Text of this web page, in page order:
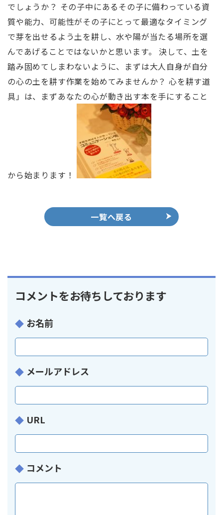
でしょうか？ その子中にあるその子に備わっている資
質や能力、可能性がその子にとって最適なタイミング
で芽を出せるよう土を耕し、水や陽が当たる場所を選
んであげることではないかと思います。 決して、土を
踏み固めてしまわないように、まずは大人自身が自分
の心の土を耕す作業を始めてみませんか？ 心を耕す道
具」は、まずあなたの心が動き出す本を手にすること
から始まります！
一覧へ戻る
コメントをお待ちしております
お名前
メールアドレス
URL
コメント